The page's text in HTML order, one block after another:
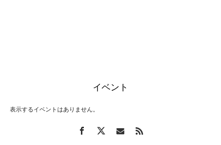
イベント
表示するイベントはありません。